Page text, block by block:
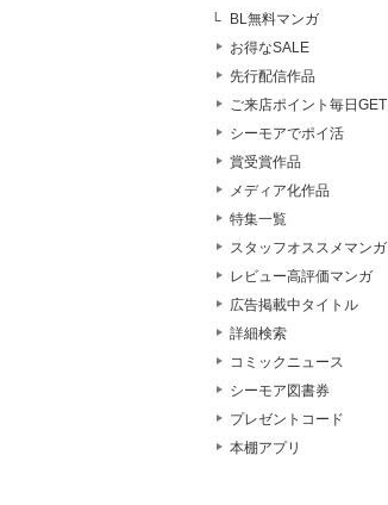
BL無料マンガ
お得なSALE
先行配信作品
ご来店ポイント毎日GET
シーモアでポイ活
賞受賞作品
メディア化作品
特集一覧
スタッフオススメマンガ
レビュー高評価マンガ
広告掲載中タイトル
詳細検索
コミックニュース
シーモア図書券
プレゼントコード
本棚アプリ